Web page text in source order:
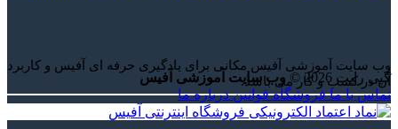
وب سایت آموزشی آفیس مکانی برای یادگیری حرفه ای آفیس و کاربرد
آن در کسب و کار می باشد.
کپی رایت 2026 ©
وب سایت آموزشی آفیس
تماس با ما فروشگاه قوانین درباره ما